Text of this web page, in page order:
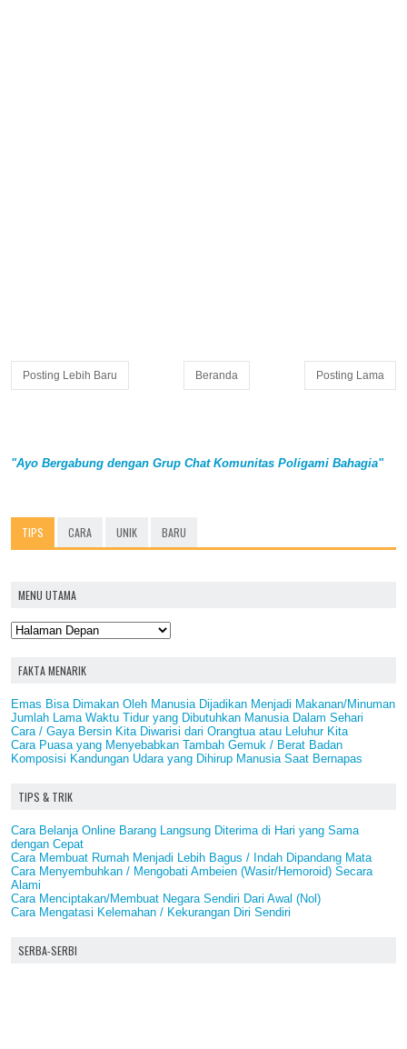
Posting Lebih Baru Posting Lama
Beranda
"Ayo Bergabung dengan Grup Chat Komunitas Poligami Bahagia"
TIPS CARA UNIK BARU
MENU UTAMA
FAKTA MENARIK
Emas Bisa Dimakan Oleh Manusia Dijadikan Menjadi Makanan/Minuman
Jumlah Lama Waktu Tidur yang Dibutuhkan Manusia Dalam Sehari
Cara / Gaya Bersin Kita Diwarisi dari Orangtua atau Leluhur Kita
Cara Puasa yang Menyebabkan Tambah Gemuk / Berat Badan
Komposisi Kandungan Udara yang Dihirup Manusia Saat Bernapas
TIPS & TRIK
Cara Belanja Online Barang Langsung Diterima di Hari yang Sama
dengan Cepat
Cara Membuat Rumah Menjadi Lebih Bagus / Indah Dipandang Mata
Cara Menyembuhkan / Mengobati Ambeien (Wasir/Hemoroid) Secara
Alami
Cara Menciptakan/Membuat Negara Sendiri Dari Awal (Nol)
Cara Mengatasi Kelemahan / Kekurangan Diri Sendiri
SERBA-SERBI